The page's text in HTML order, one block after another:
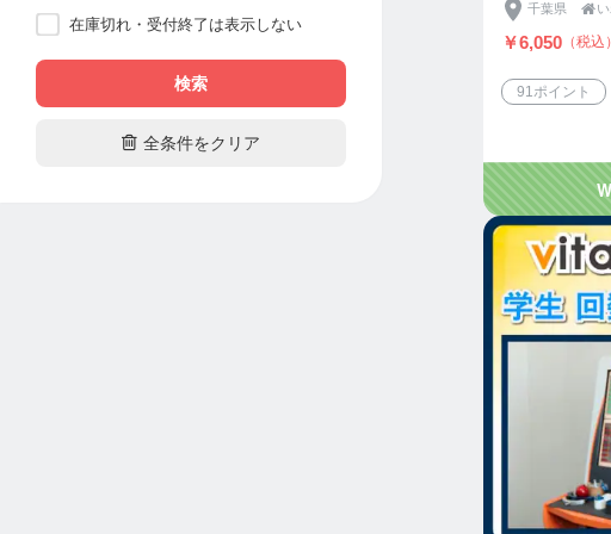
千葉県 
￥6,050 （税込）
91ポイント
在庫切れ・受付終了は表示しない
検索
 全条件をクリア